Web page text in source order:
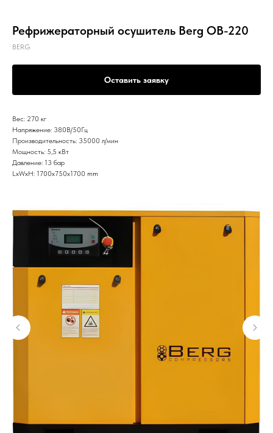
Рефрижераторный осушитель Berg OB-220
BERG
Оставить заявку
Вес: 270 кг
Напряжение: 380В/50Гц
Производительность: 35000 л/мин
Мощность: 5,5 кВт
Давление: 13 бар
LxWxH: 1700x750x1700 mm